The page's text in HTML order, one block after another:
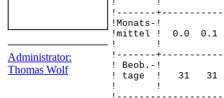
Administrator:
Thomas Wolf
!
!-------
!mittel ! 0.0
!
!-------
!
! tage !
!